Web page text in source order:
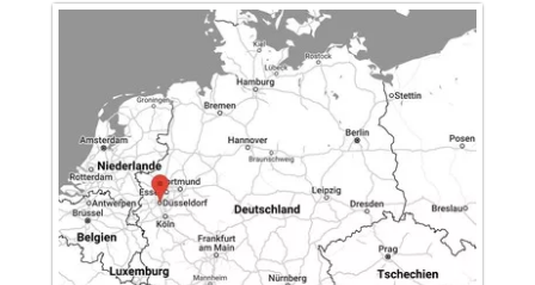
Düsseldorf
Erlangen
Essen
Flensburg